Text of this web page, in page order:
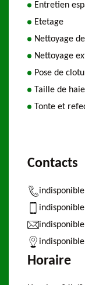
Entretien
Etetage
Nettoyage
Nettoyage
Pose de
Taille de haie
Tonte et
Contacts
indisponible
indisponible
indisponible
indisponible
Horaire